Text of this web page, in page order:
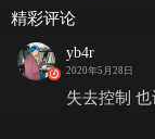
（罗密欧啊
精彩评论
yb4r
2020年5月28日
失去控制